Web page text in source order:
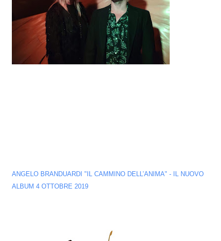
ANGELO BRANDUARDI "IL CAMMINO DELL’ANIMA" - IL NUOVO
ALBUM 4 OTTOBRE 2019